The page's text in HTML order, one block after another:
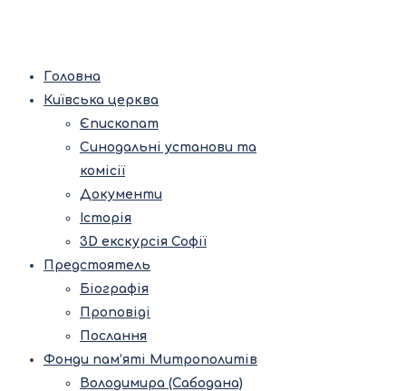
Головна
Київська церква
Єпископат
Синодальні установи та
комісії
Документи
Історія
3D екскурсія Софії
Предстоятель
Біографія
Проповіді
Послання
Фонди пам’яті Митрополитів
Володимира (Сабодана)